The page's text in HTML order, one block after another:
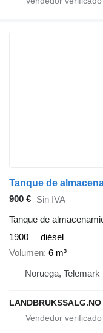
Tanque de
900 € Sin IVA
Tanque de
1900
diésel
Volumen 6 m³
Noruega, Telemark
LANDBRUKSSALG.NO